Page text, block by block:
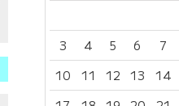
3
4 5 6 7
10
11 12 13 14